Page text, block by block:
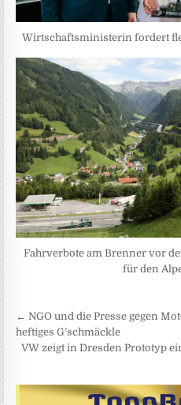
Wirtschaftsministerin fordert
Fahrverbote am Brenner vor
für den
← NGO und die Presse gegen
heftiges G’schmäckle
VW zeigt in Dresden Prototyp